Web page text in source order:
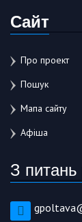
Сайт
Про проект
Пошук
Мапа сайту
Афіша
З